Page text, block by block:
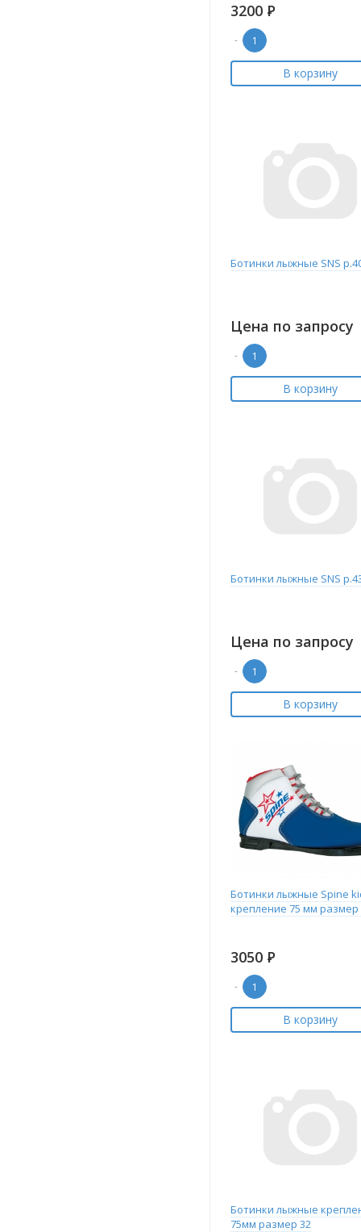
3200 Р
-
В корзину
Ботинки лыжные SNS
Цена по запросу
-
В корзину
Ботинки лыжные SNS
Цена по запросу
-
В корзину
Ботинки лыжные Spine
крепление 75 мм размер
3050 Р
-
В корзину
Ботинки лыжные
75мм размер 32